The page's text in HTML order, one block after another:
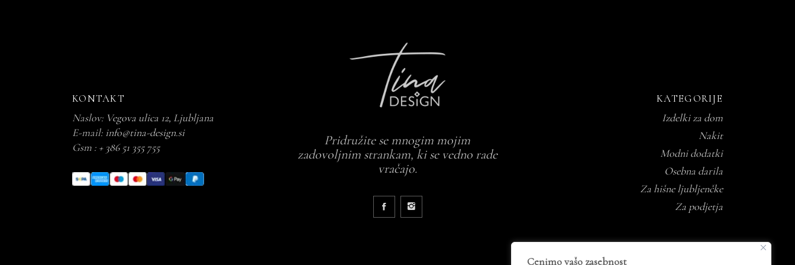
Cenimo vašo zasebnost
KONTAKT
Naslov: Vegova ulica 12, Ljubljana
E-mail: info@tina-design.si
Gsm : + 386 51 355 755
Pridružite se mnogim mojim
zadovoljnim strankam, ki se vedno rade
vračajo.
KATEGORIJE
Izdelki za dom
Nakit
Modni dodatki
Osebna darila
Za hišne ljubljenčke
Za podjetja